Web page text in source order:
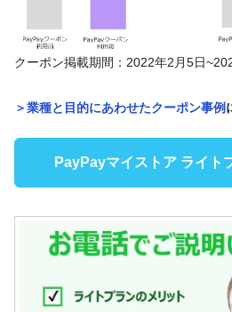
クーポン掲載期間：2022年2月5日
＞業種と目的にあわせたクーポン事例
PayPayマイストア ライト